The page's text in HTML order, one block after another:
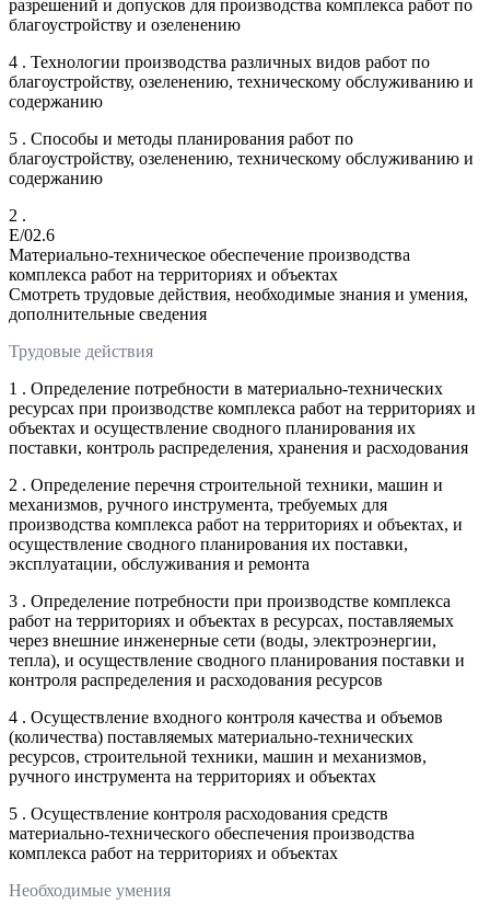
разрешений и допусков для производства комплекса работ по
благоустройству и озеленению
4 . Технологии производства различных видов работ по
благоустройству, озеленению, техническому обслуживанию и
содержанию
5 . Способы и методы планирования работ по
благоустройству, озеленению, техническому обслуживанию и
содержанию
2 .
E/02.6
Материально-техническое обеспечение производства
комплекса работ на территориях и объектах
Смотреть трудовые действия, необходимые знания и умения,
дополнительные сведения
Трудовые действия
1 . Определение потребности в материально-технических
ресурсах при производстве комплекса работ на территориях и
объектах и осуществление сводного планирования их
поставки, контроль распределения, хранения и расходования
2 . Определение перечня строительной техники, машин и
механизмов, ручного инструмента, требуемых для
производства комплекса работ на территориях и объектах, и
осуществление сводного планирования их поставки,
эксплуатации, обслуживания и ремонта
3 . Определение потребности при производстве комплекса
работ на территориях и объектах в ресурсах, поставляемых
через внешние инженерные сети (воды, электроэнергии,
тепла), и осуществление сводного планирования поставки и
контроля распределения и расходования ресурсов
4 . Осуществление входного контроля качества и объемов
(количества) поставляемых материально-технических
ресурсов, строительной техники, машин и механизмов,
ручного инструмента на территориях и объектах
5 . Осуществление контроля расходования средств
материально-технического обеспечения производства
комплекса работ на территориях и объектах
Необходимые умения